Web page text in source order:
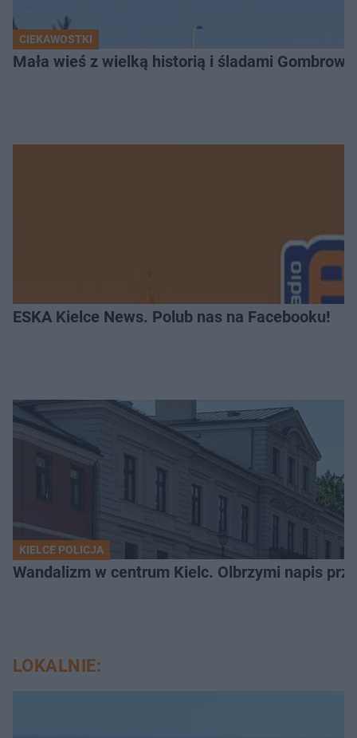
CIEKAWOSTKI
Mała wieś z wielką historią i śladami
ESKA Kielce News. Polub nas na Facebooku!
KIELCE POLICJA
Wandalizm w centrum Kielc. Olbrzymi napis
LOKALNIE: